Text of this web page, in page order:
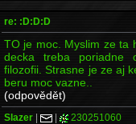
re: :D:D:D
TO je moc. Myslim ze ta
decka treba poriadne
filozofii. Strasne je ze aj
beru moc vazne..
(odpovědět)
Slazer | | 230251060